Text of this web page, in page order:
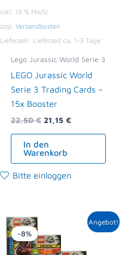
inkl. 19 % MwSt.
zzgl. Versandkosten
Lieferzeit: Lieferzeit ca. 1-3 Tage
Lego Jurassic World Serie 3
LEGO Jurassic World
Serie 3 Trading Cards –
15x Booster
22,50€ 21,15 €
In den
Warenkorb
Bitte einloggen
Angebot!
-8%
Ursprünglicher
war:
23,96 €
Aktueller
Preis
21,95 €.